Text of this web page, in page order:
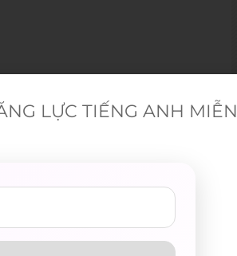
LỰC TIẾNG ANH MIỄN